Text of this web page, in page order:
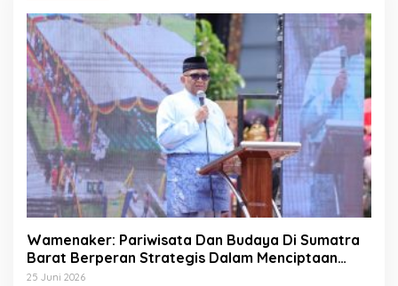
Wamenaker: Pariwisata Dan Budaya Di Sumatra
Barat Berperan Strategis Dalam Menciptaan
Lapangan Kerja
25 Juni 2026